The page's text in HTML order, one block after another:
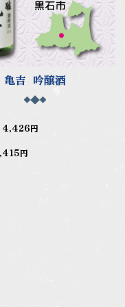
亀吉 吟醸酒
4,426円
円